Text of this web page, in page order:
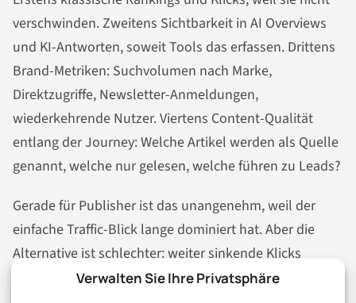
Verwalten Sie Ihre Privatsphäre
verschwinden. Zweitens Sichtbarkeit in AI Overviews
und KI-Antworten, soweit Tools das erfassen. Drittens
Brand-Metriken: Suchvolumen nach Marke,
Direktzugriffe, Newsletter-Anmeldungen,
wiederkehrende Nutzer. Viertens Content-Qualität
entlang der Journey: Welche Artikel werden als Quelle
genannt, welche nur gelesen, welche führen zu Leads?
Gerade für Publisher ist das unangenehm, weil der
einfache Traffic-Blick lange dominiert hat. Aber die
Alternative ist schlechter: weiter sinkende Klicks
beklagen, ohne zu wissen, ob die eigene Marke